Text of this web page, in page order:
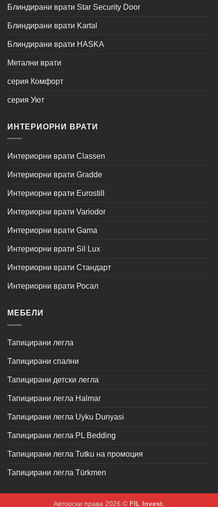
Блиндирани врати Star Security Door
Блиндирани врати Kartal
Блиндирани врати HASKA
Метални врати
серия Комфорт
серия Уют
ИНТЕРИОРНИ ВРАТИ
Интериорни врати Classen
Интериорни врати Gradde
Интериорни врати Eurostill
Интериорни врати Variodor
Интериорни врати Gama
Интериорни врати Sil Lux
Интериорни врати Стандарт
Интериорни врати Росал
МЕБЕЛИ
Тапицирани легла
Тапицирани спални
Тапицирани детски легла
Тапицирани легла Halmar
Тапицирани легла Uyku Dunyasi
Тапицирани легла PL Bedding
Тапицирани легла Tutku на промоция
Тапицирани легла Türkmen
Авторски права 2026 © FIL Invest.